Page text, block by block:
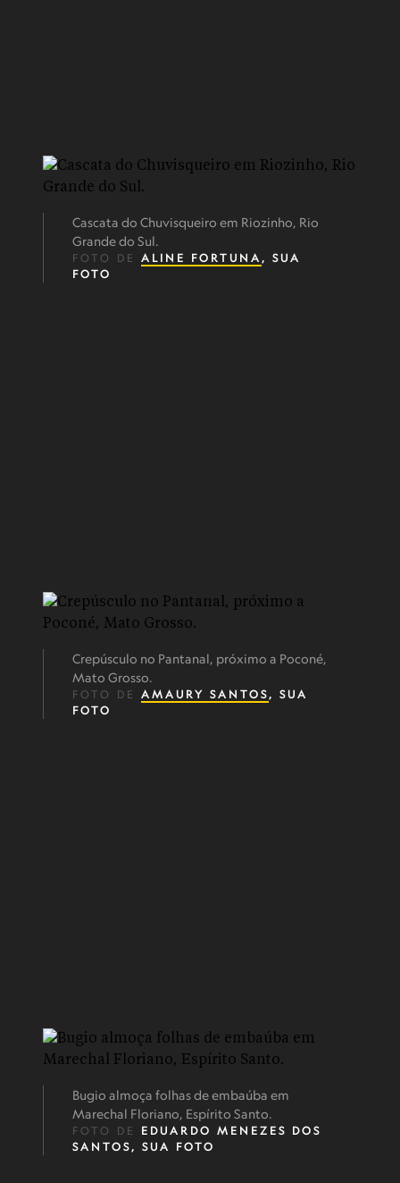
Cascata do Chuvisqueiro em Riozinho, Rio
Grande do Sul.
FOTO DE ALINE FORTUNA , SUA
FOTO
Crepúsculo no Pantanal, próximo a Poconé,
Mato Grosso.
FOTO DE AMAURY SANTOS, SUA
FOTO
Bugio almoça folhas de embaúba em
Marechal Floriano, Espírito Santo.
FOTO DE EDUARDO MENEZES DOS
SANTOS, SUA FOTO